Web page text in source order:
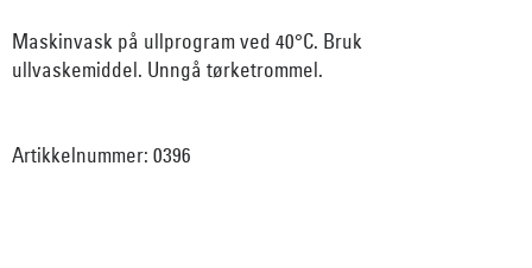
Maskinvask på ullprogram ved 40°C. Bruk
ullvaskemiddel. Unngå tørketrommel.
Artikkelnummer: 0396